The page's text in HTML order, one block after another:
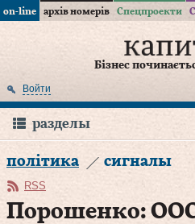
on-line архів номерів Спецпроекти
Бізнес
Войти
разделы
політика сигналы
RSS
Порошенко: ООС